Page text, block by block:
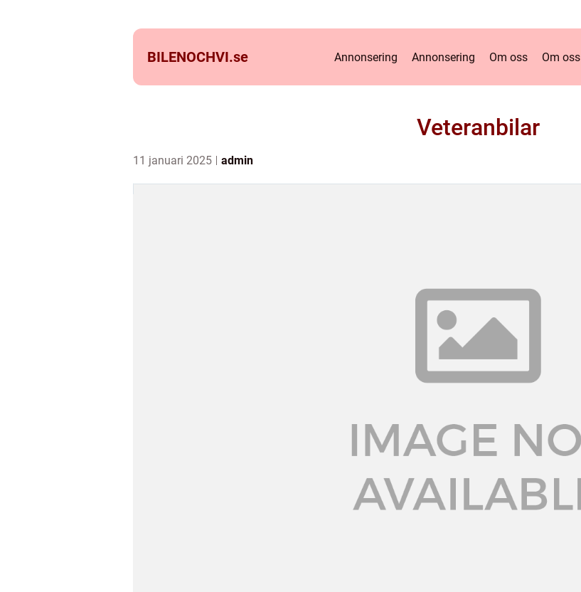
BILENOCHVI.se Annonsering Annonsering Om oss Om oss
Veteranbilar
11 januari 2025 admin